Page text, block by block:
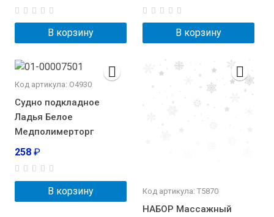
В корзину В корзину
Код артикула: О4930
Судно подкладное
Ладья Белое
Медполимерторг
258 ₽
В корзину Код артикула: Т5870
НАБОР Массажный